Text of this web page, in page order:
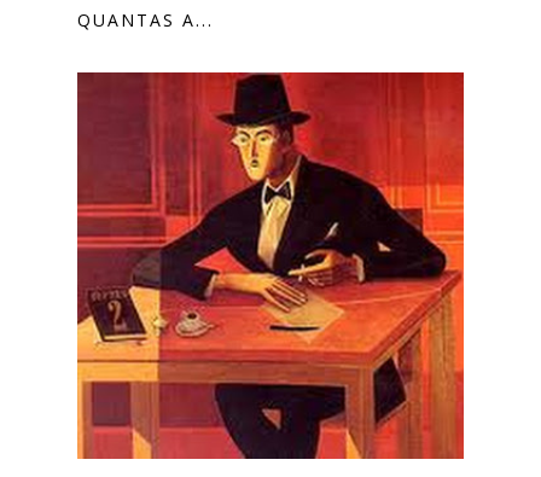
QUANTAS A...